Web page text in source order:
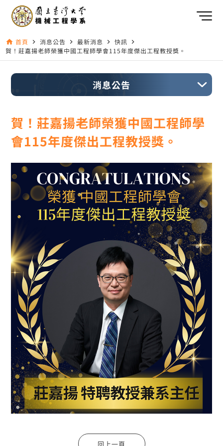
home 首頁 navigate_next 消息公告 navigate_next 最新消息 navigate_next 快訊 navigate_next
賀！莊嘉揚老師榮獲中國工程師學會115年度傑出工程教授獎。
消息公告
賀！莊嘉揚老師榮獲中國工程師學
會115年度傑出工程教授獎。